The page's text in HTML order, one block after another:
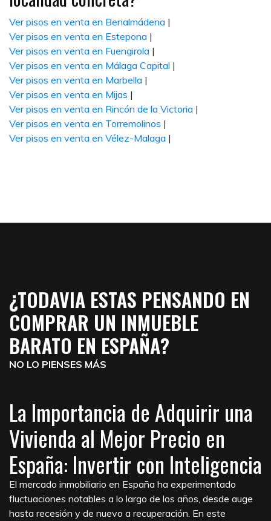
Ver pisos en venta en Benalmádena |
Ver pisos en venta en Estepona |
Ver pisos en venta en Fuengirola |
Ver pisos en venta en Málaga Capital |
Ver pisos en venta en Marbella |
Ver pisos en venta en Mijas |
Ver pisos en venta en Rincón de la Victoria |
Ver pisos en venta en Torremolinos |
Ver pisos en venta en Vélez-Malaga |
¿TODAVIA ESTAS PENSANDO EN
COMPRAR UN INMUEBLE
BARATO EN ESPAÑA?
NO LO PIENSES MÁS
La Importancia de Adquirir una
Vivienda al Mejor Precio en
España: Invertir con Inteligencia
El mercado inmobiliario en España ha experimentado
fluctuaciones notables a lo largo de los años, desde auge
hasta recesión y de nuevo a recuperación. En este